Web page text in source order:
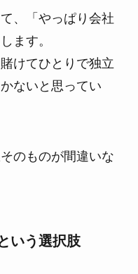
、「やっぱり会社
ます。
けてひとりで独立
ないと思ってい
のものが間違いな
いう選択肢